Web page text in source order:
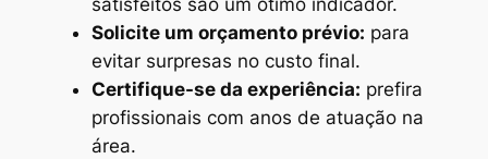
satisfeitos são um ótimo indicador.
Solicite um orçamento prévio: para
evitar surpresas no custo final.
Certifique-se da experiência: prefira
profissionais com anos de atuação na
área.